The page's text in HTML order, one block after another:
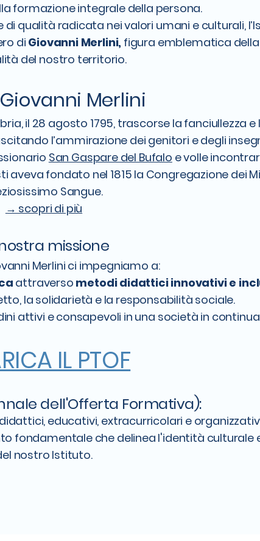
formazione integrale della persona.
di qualità radicata nei valori umani e culturali,
diGiovanni Merlini, figura emblematica
del nostro territorio.
Merlini
il 28 agosto 1795, trascorse la fanciullezza
l’ammirazione dei genitori e degli
San Gaspare del Bufalo e volle
aveva fondato nel 1815 la Congregazione dei
Sangue.
→ scopri di più
missione
Merlini ci impegniamo a:
attraverso metodi didattici innovativie
la solidarietà e la responsabilità sociale.
attivi e consapevoli in una società in
IL PTOF
dell'Offerta Formativa):
educativi, extracurricolari e
fondamentale che delinea l'identità culturale
nostro Istituto.